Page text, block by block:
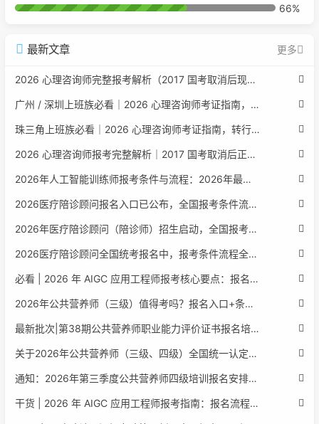
66%
最新文章 更多
2026 心理咨询师完整报考解析（2017 国考取消后现行权威体系 + 避坑全指南）
广州 / 深圳上班族必看｜2026 心理咨询师考证指南，转行副业、情绪疏导双收益
珠三角上班族必看｜2026 心理咨询师考证指南，转行副业、情绪疏导双收益
2026 心理咨询师报考完整解析｜2017 国考取消后正规报考标准、流程避坑指南
2026年人工智能训练师报考条件与流程：2026年最新官方要求全面解读
2026医疗陪诊顾问报名入口已公布，全国报考条件流程政策全解析
2026年医疗陪诊顾问（陪诊师）招生启动，全国报考指南附报名官网
2026医疗陪诊顾问全国统考报名中，报考条件流程全攻略附报名入口
必看 | 2026 年 AIGC 应用工程师报考核心要点：报名费用、官网可查、行业认可度、补考规则全盘点
2026年公共营养师（三级）值得考吗？报名入口+条件+证书用途
最新批次|第38期公共营养师职业能力评价证书报名培训通知
关于2026年公共营养师（三级、四级）全国统一认定报名的服务通知
通知：2026年第三季度公共营养师四级培训报名安排正式发布
干货 | 2026 年 AIGC 应用工程师报考指南：报名流程、学历要求、培训课程、就业方向全梳理